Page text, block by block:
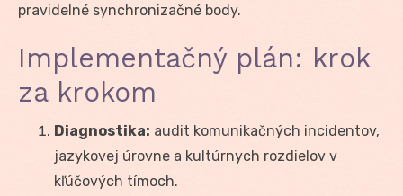
pravidelné synchronizačné body.
Implementačný plán: krok
za krokom
Diagnostika: audit komunikačných incidentov,
jazykovej úrovne a kultúrnych rozdielov v
kľúčových tímoch.